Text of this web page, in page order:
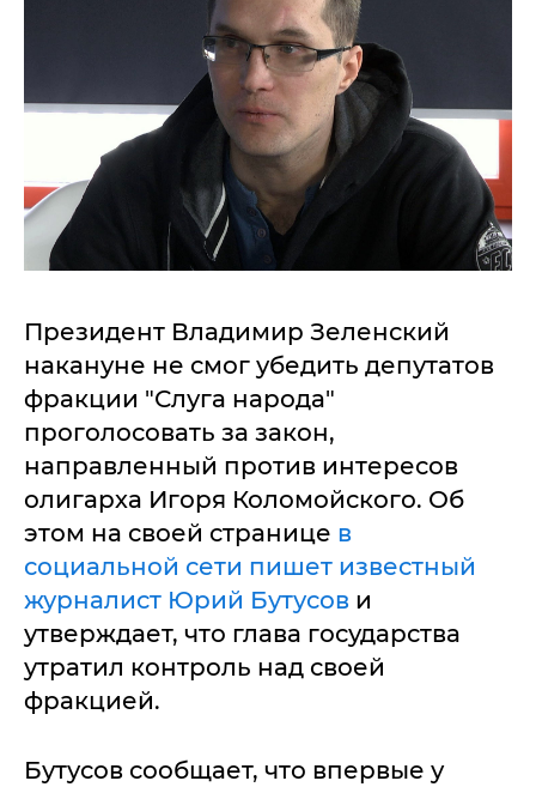
Президент Владимир Зеленский
накануне не смог убедить депутатов
фракции "Слуга народа"
проголосовать за закон,
направленный против интересов
олигарха Игоря Коломойского. Об
этом на своей странице в
социальной сети пишет известный
журналист Юрий Бутусов и
утверждает, что глава государства
утратил контроль над своей
фракцией.
Бутусов сообщает, что впервые у